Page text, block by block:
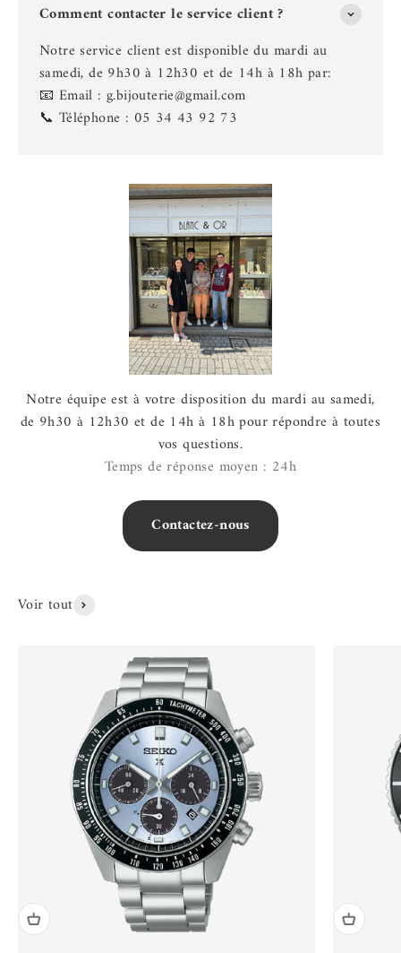
Comment contacter le service client ?
Notre service client est disponible du mardi au
samedi, de 9h30 à 12h30 et de 14h à 18h par:
📧 Email : g.bijouterie@gmail.com
📞 Téléphone : 05 34 43 92 73
Notre équipe est à votre disposition du mardi au samedi,
de 9h30 à 12h30 et de 14h à 18h pour répondre à toutes
vos questions.
Temps de réponse moyen : 24h
Contactez-nous
Voir tout